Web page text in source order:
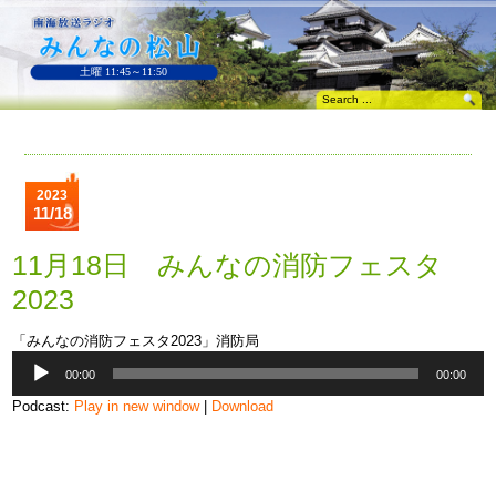
土曜 11:45～11:50
2023
11/18
11月18日 みんなの消防フェスタ
2023
「みんなの消防フェスタ2023」消防局
プ
00:00 00:00
Podcast: Play in new window| Download